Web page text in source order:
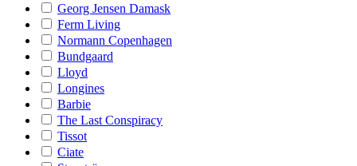
Georg Jensen Damask
Ferm Living
Normann Copenhagen
Bundgaard
Lloyd
Longines
Barbie
The Last Conspiracy
Tissot
Ciate